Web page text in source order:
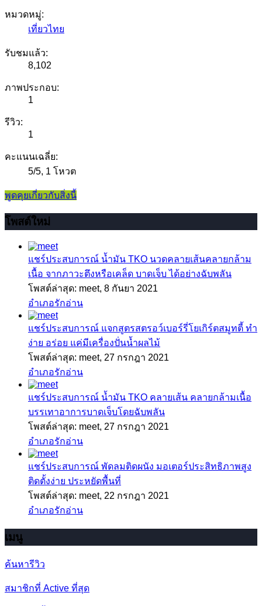
หมวดหมู่:
เที่ยวไทย
รับชมแล้ว:
8,102
ภาพประกอบ:
1
รีวิว:
1
คะแนนเฉลี่ย:
5/5, 1 โหวต
พูดคุยเกี่ยวกับสิ่งนี้
โพสต์ใหม่
แชร์ประสบการณ์ น้ำมัน TKO นวดคลายเส้นคลายกล้าม
เนื้อ จากภาวะตึงหรือเคล็ด บาดเจ็บ ได้อย่างฉับพลัน
โพสต์ล่าสุด: meet, 8 กันยา 2021
อำเภอรักอ่าน
แชร์ประสบการณ์ แจกสูตรสตรอว์เบอร์รี่โยเกิร์ตสมูทตี้ ทำ
ง่าย อร่อย แค่มีเครื่องปั่นน้ำผลไม้
โพสต์ล่าสุด: meet, 27 กรกฎา 2021
อำเภอรักอ่าน
แชร์ประสบการณ์ น้ำมัน TKO คลายเส้น คลายกล้ามเนื้อ
บรรเทาอาการบาดเจ็บโดยฉับพลัน
โพสต์ล่าสุด: meet, 27 กรกฎา 2021
อำเภอรักอ่าน
แชร์ประสบการณ์ พัดลมติดผนัง มอเตอร์ประสิทธิภาพสูง
ติดตั้งง่าย ประหยัดพื้นที่
โพสต์ล่าสุด: meet, 22 กรกฎา 2021
อำเภอรักอ่าน
เมนู
ค้นหารีวิว
สมาชิกที่ Active ที่สุด